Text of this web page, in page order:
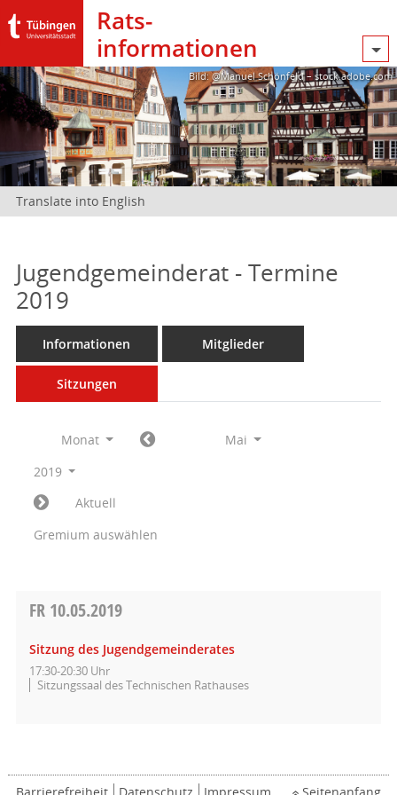
Rats­
informationen
Bild: @Manuel Schönfeld – stock.adobe.com
Translate into English
Jugendgemeinderat - Termine
2019
Informationen Mitglieder
Sitzungen
Monat
Mai
2019
Aktuell
Gremium auswählen
FR 10.05.2019
Sitzung des Jugendgemeinderates
17:30-20:30 Uhr
Sitzungssaal des Technischen Rathauses